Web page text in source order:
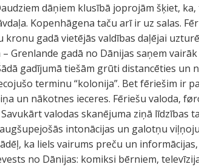
Daudziem dāņiem klusībā joprojām šķiet,
Kopenhāgena taču arī ir uz salas.
kronu gadā vietējās valdības daļējai
Grenlande gadā no Dānijas saņem
gadījumā tiešām grūti distancēties un
terminu “kolonija”. Bet fēriešim ir
un nākotnes ieceres. Fēriešu valoda,
valodas skanējuma ziņā līdzības
intonācijas un galotņu
ka liels vairums preču un
no Dānijas: komiksi bērniem,